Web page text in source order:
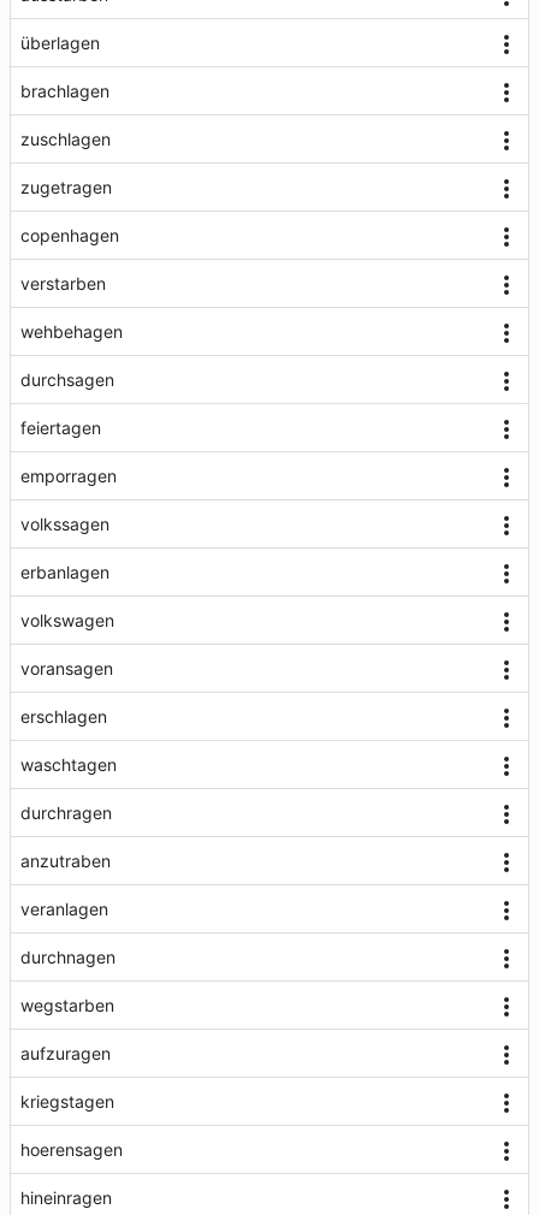
überlagen
brachlagen
zuschlagen
zugetragen
copenhagen
verstarben
wehbehagen
durchsagen
feiertagen
emporragen
volkssagen
erbanlagen
volkswagen
voransagen
erschlagen
waschtagen
durchragen
anzutraben
veranlagen
durchnagen
wegstarben
aufzuragen
kriegstagen
hoerensagen
hineinragen